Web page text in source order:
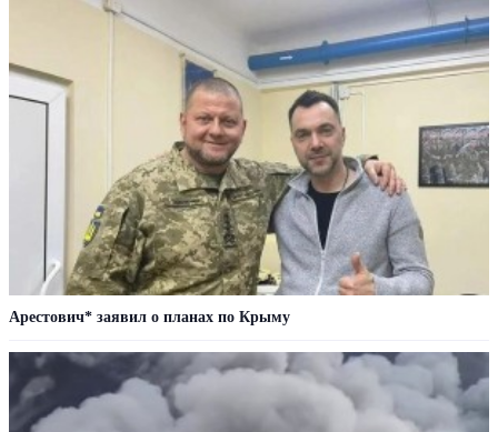
Арестович* заявил о планах по Крыму